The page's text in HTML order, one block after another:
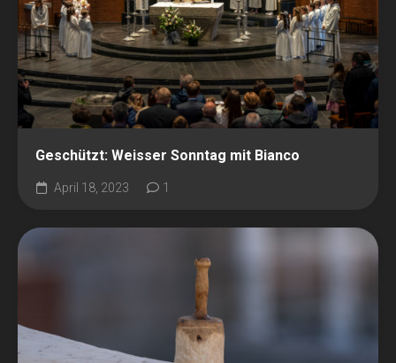
Geschützt: Weisser Sonntag mit Bianco
April 18, 2023 1